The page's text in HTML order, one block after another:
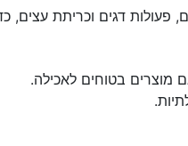
פעולות דגים וכריתת עצים,
מוצרים בטוחים לאכילה.